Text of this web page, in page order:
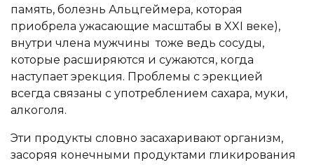
память, болезнь Альцгеймера, которая
приобрела ужасающие масштабы в XXI веке),
внутри члена мужчины тоже ведь сосуды,
которые расширяются и сужаются, когда
наступает эрекция. Проблемы с эрекцией
всегда связаны с употреблением сахара, муки,
алкоголя.
Эти продукты словно засахаривают организм,
засоряя конечными продуктами гликирования